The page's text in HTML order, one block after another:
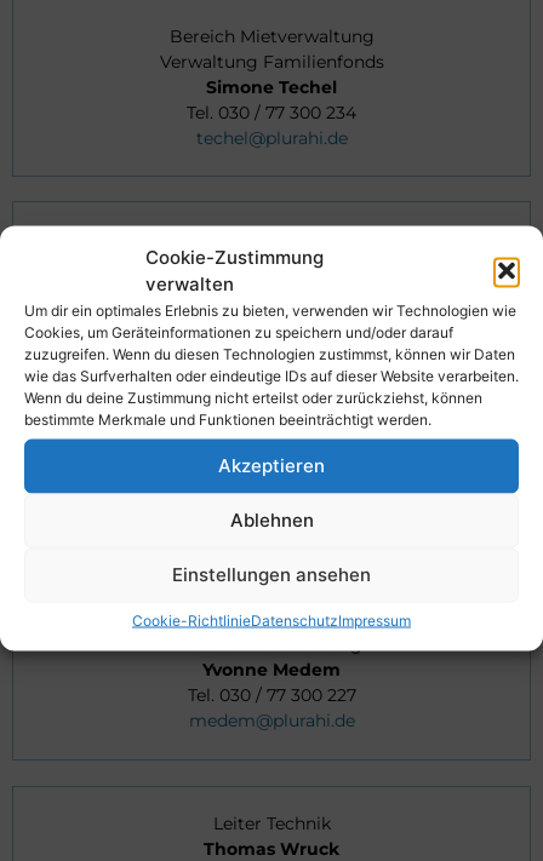
Cookie-Zustimmung
verwalten
Um dir ein optimales Erlebnis zu bieten, verwenden wir Technologien wie
Cookies, um Geräteinformationen zu speichern und/oder darauf
zuzugreifen. Wenn du diesen Technologien zustimmst, können wir Daten
wie das Surfverhalten oder eindeutige IDs auf dieser Website verarbeiten.
Wenn du deine Zustimmung nicht erteilst oder zurückziehst, können
bestimmte Merkmale und Funktionen beeinträchtigt werden.
Akzeptieren
Ablehnen
Einstellungen ansehen
Cookie-RichtlinieDatenschutzImpressum
Bereich Mietverwaltung
Verwaltung Familienfonds
Simone Techel
Tel. 030 / 77 300 234
techel@plurahi.de
Bereich SEV-Verwaltung
Stefan Guntowski
Tel. 030 / 77 300 233
guntowski@plurahi.de
Bereich Mietverwaltung
Zuständigkeit Auszubildende
Katrin Wedemeier
Tel. 030 / 77 300 235
Yvonne Medem
Tel. 030 / 77 300 227
medem@plurahi.de
Leiter Technik
Thomas Wruck